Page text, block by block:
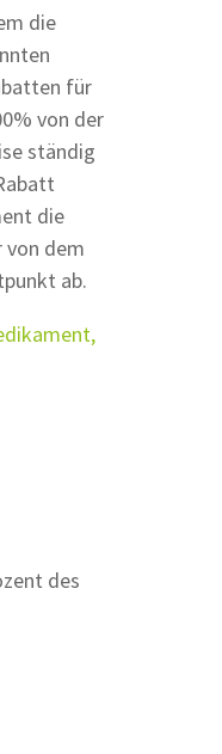
die
für
von der
ständig
die
von dem
ab.
des